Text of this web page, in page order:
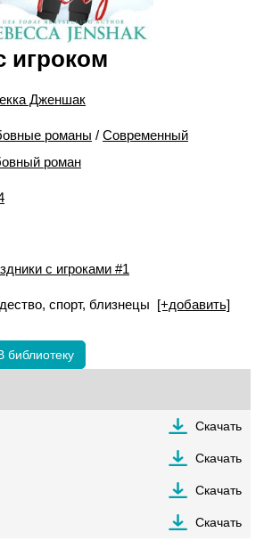
игроком
Дженшак
романы / Современный
роман
с игроками #1
спорт, близнецы [+добавить]
библиотеку
Скачать
Скачать
Скачать
Скачать